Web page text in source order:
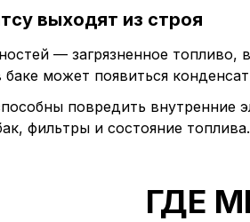
выходят из строя
— загрязненное топливо,
баке может появиться
повредить
фильтры и состояние топлива.
ГДЕ